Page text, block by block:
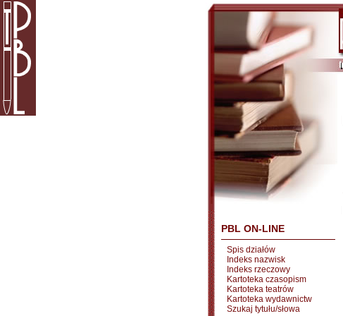
PBL ON-LINE
Spis działów
Indeks nazwisk
Indeks rzeczowy
Kartoteka czasopism
Kartoteka teatrów
Kartoteka wydawnictw
Szukaj tytułu/słowa